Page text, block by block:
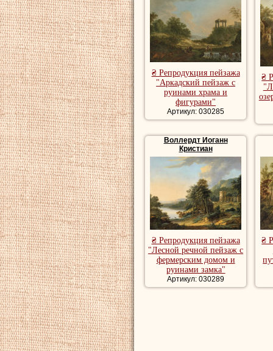
₴ Репродукция пейзажа
"Аркадский пейзаж с
руинами храма и
фигурами"
Артикул: 030285
₴
Воллердт Иоганн
Кристиан
₴ Репродукция пейзажа
"Лесной речной пейзаж с
фермерским домом и
руинами замка"
Артикул: 030289
₴